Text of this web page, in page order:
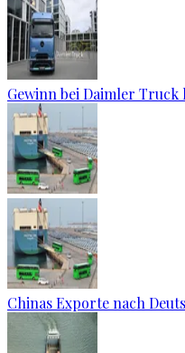
Gewinn bei Daimler
Chinas Exporte nach